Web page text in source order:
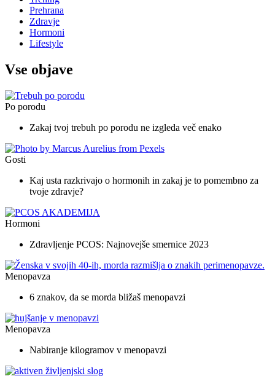
Prehrana
Zdravje
Hormoni
Lifestyle
Vse objave
Po porodu
Zakaj tvoj trebuh po porodu ne izgleda več enako
Gosti
Kaj usta razkrivajo o hormonih in zakaj je to pomembno za
tvoje zdravje?
Hormoni
Zdravljenje PCOS: Najnovejše smernice 2023
Menopavza
6 znakov, da se morda bližaš menopavzi
Menopavza
Nabiranje kilogramov v menopavzi